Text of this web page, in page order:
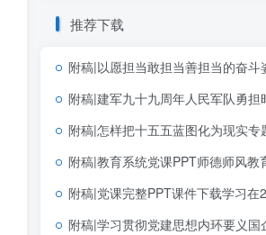
推荐下载
附稿|以愿担当敢担当善担当的奋斗姿态创造政绩2026年学习教育专题党
附稿|建军九十九周年人民军队勇担时代使命党课
附稿|怎样把十五五蓝图化为现实专题党课PPT课件十五五规划
附稿|教育系统党课PPT师德师风教育家精神课
附稿|党课完整PPT课件下载学习在2026年世界人工智能大会上的主旨讲话精神
附稿|学习贯彻党建思想内环要义国企党支部党课PPT课